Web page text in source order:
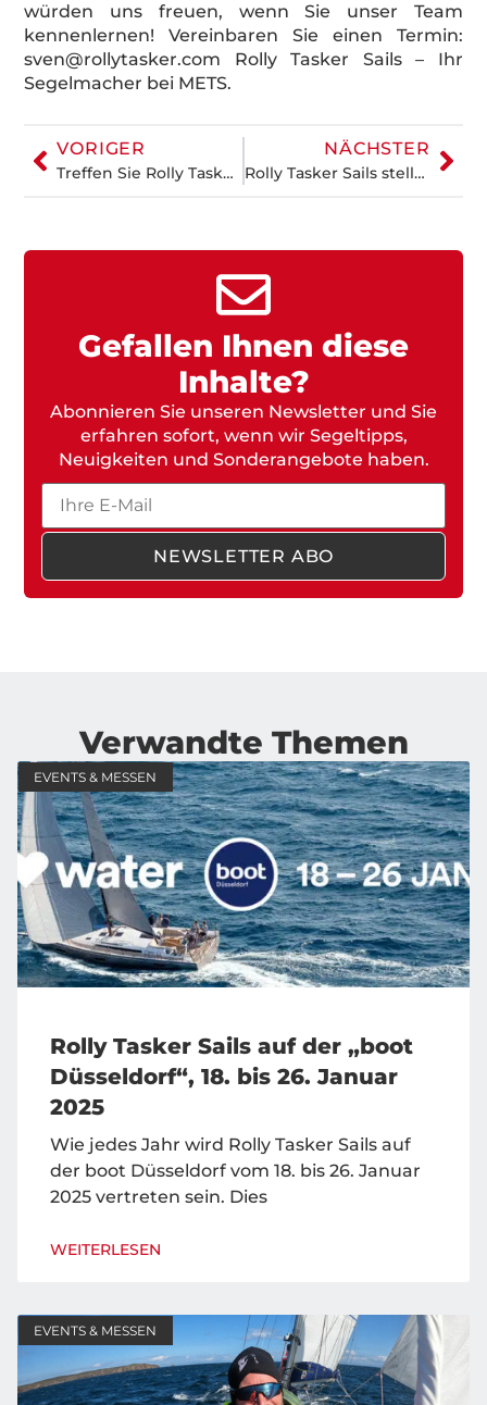
würden uns freuen, wenn Sie unser Team
kennenlernen! Vereinbaren Sie einen Termin:
sven@rollytasker.com Rolly Tasker Sails – Ihr
Segelmacher bei METS.
VORIGER
Treffen Sie Rolly Tasker Sails Frankreich
NÄCHSTER
Rolly Tasker Sails stellt auf der Paris Boat Show “le nautic“ aus
Gefallen Ihnen diese
Inhalte?
Abonnieren Sie unseren Newsletter und Sie
erfahren sofort, wenn wir Segeltipps,
Neuigkeiten und Sonderangebote haben.
Email
NEWSLETTER ABO
Verwandte Themen
EVENTS & MESSEN
Rolly Tasker Sails auf der „boot
Düsseldorf“, 18. bis 26. Januar
2025
Wie jedes Jahr wird Rolly Tasker Sails auf
der boot Düsseldorf vom 18. bis 26. Januar
2025 vertreten sein. Dies
WEITERLESEN
EVENTS & MESSEN